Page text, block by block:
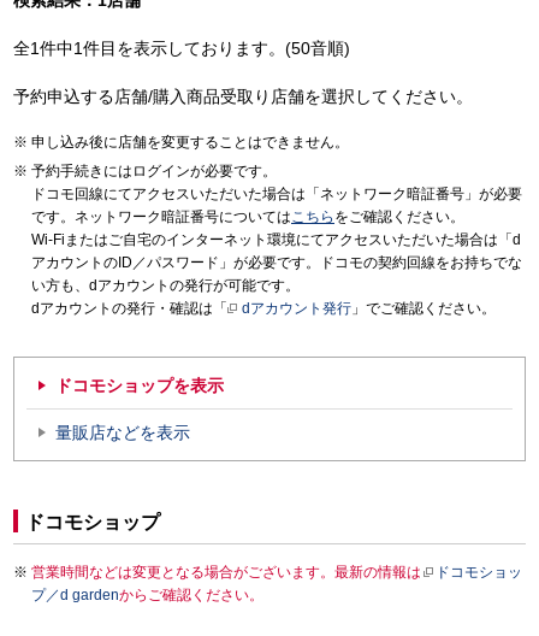
全1件中1件目を表示しております。(50音順)
予約申込する店舗/購入商品受取り店舗を選択してください。
申し込み後に店舗を変更することはできません。
予約手続きにはログインが必要です。
ドコモ回線にてアクセスいただいた場合は「ネットワーク暗証番号」が必要
です。ネットワーク暗証番号についてはこちら をご確認ください。
Wi-Fiまたはご自宅のインターネット環境にてアクセスいただいた場合は「d
アカウントのID／パスワード」が必要です。ドコモの契約回線をお持ちでな
い方も、dアカウントの発行が可能です。
dアカウントの発行・確認は「
dアカウント発行 」でご確認ください。
ドコモショップを表示
量販店などを表示
ドコモショップ
営業時間などは変更となる場合がございます。最新の情報は
ドコモショッ
プ／d gardenからご確認ください。